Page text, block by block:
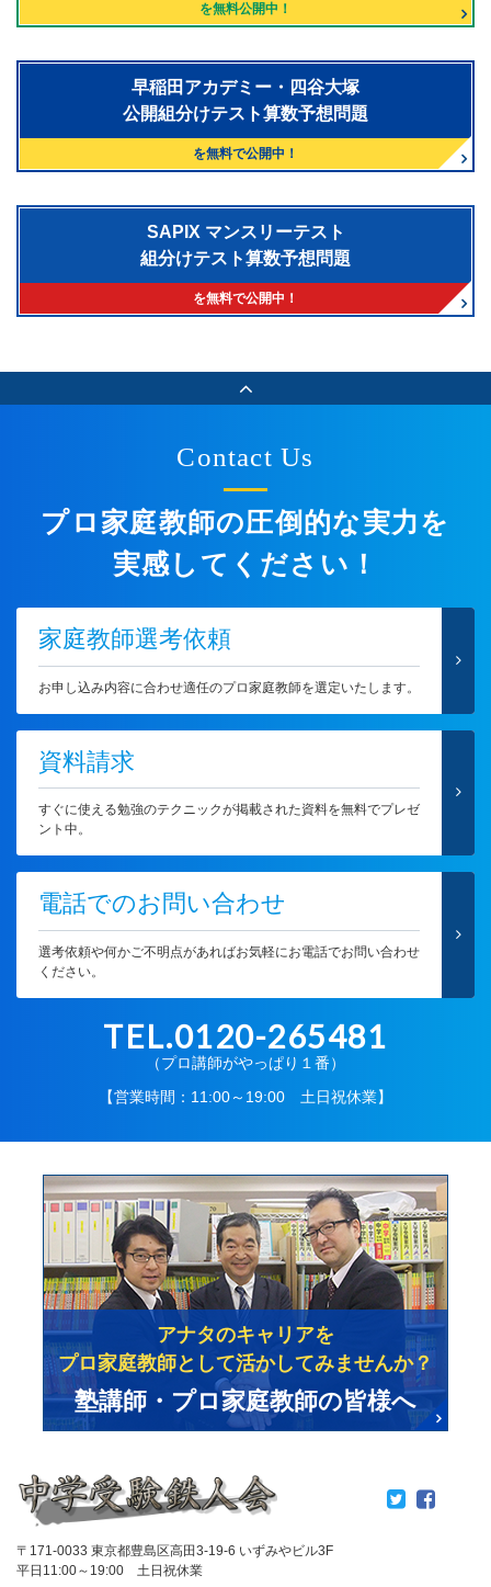
を無料公開中！
早稲田アカデミー・四谷大塚
公開組分けテスト算数予想問題
を無料で公開中！
SAPIX マンスリーテスト
組分けテスト算数予想問題
を無料で公開中！
Contact Us
プロ家庭教師の圧倒的な実力を
実感してください！
家庭教師選考依頼
お申し込み内容に合わせ適任のプロ家庭教師を選定いたします。
資料請求
すぐに使える勉強のテクニックが掲載された資料を無料でプレゼ
ント中。
電話でのお問い合わせ
選考依頼や何かご不明点があればお気軽にお電話でお問い合わせ
ください。
TEL.0120-265481
（プロ講師がやっぱり１番）
【営業時間：11:00～19:00 土日祝休業】
〒171-0033 東京都豊島区高田3-19-6 いずみやビル3F
平日11:00～19:00 土日祝休業
アナタのキャリアを
プロ家庭教師として活かしてみませんか？
塾講師・プロ家庭教師の皆様へ